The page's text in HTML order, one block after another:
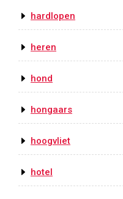
hardlopen
heren
hond
hongaars
hoogvliet
hotel